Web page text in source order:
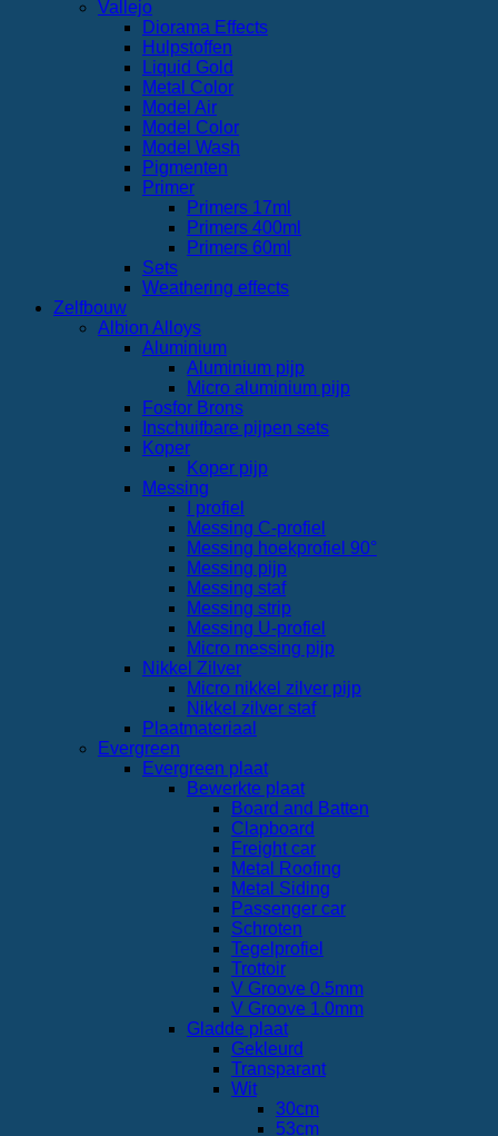
Vallejo
Diorama Effects
Hulpstoffen
Liquid Gold
Metal Color
Model Air
Model Color
Model Wash
Pigmenten
Primer
Primers 17ml
Primers 400ml
Primers 60ml
Sets
Weathering effects
Zelfbouw
Albion Alloys
Aluminium
Aluminium pijp
Micro aluminium pijp
Fosfor Brons
Inschuifbare pijpen sets
Koper
Koper pijp
Messing
I profiel
Messing C-profiel
Messing hoekprofiel 90°
Messing pijp
Messing staf
Messing strip
Messing U-profiel
Micro messing pijp
Nikkel Zilver
Micro nikkel zilver pijp
Nikkel zilver staf
Plaatmateriaal
Evergreen
Evergreen plaat
Bewerkte plaat
Board and Batten
Clapboard
Freight car
Metal Roofing
Metal Siding
Passenger car
Schroten
Tegelprofiel
Trottoir
V Groove 0.5mm
V Groove 1.0mm
Gladde plaat
Gekleurd
Transparant
Wit
30cm
53cm